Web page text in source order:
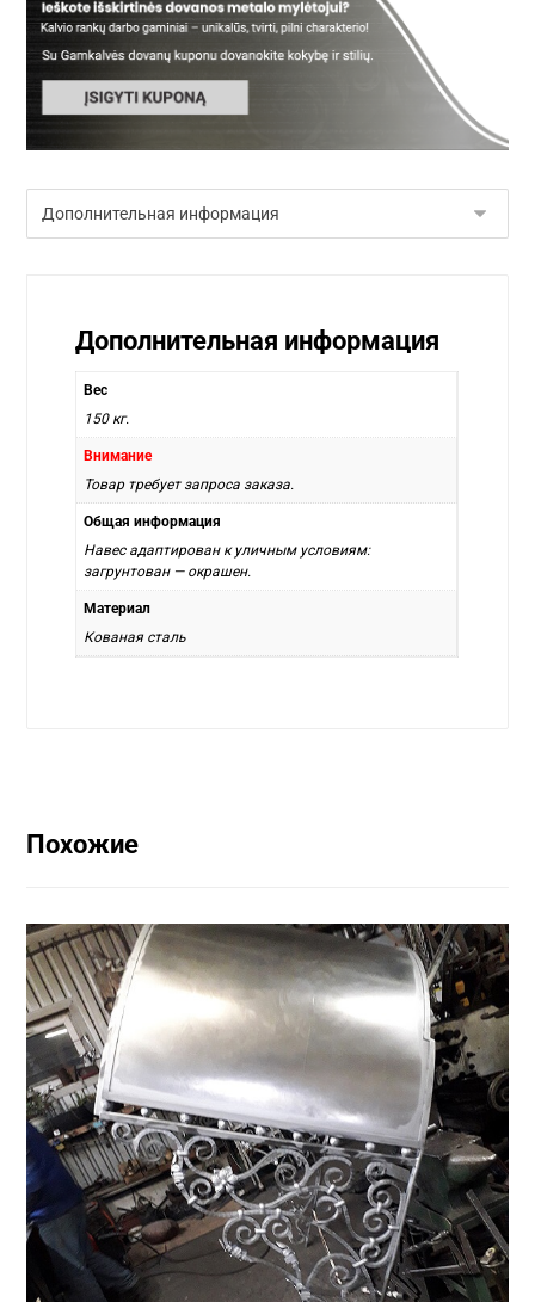
Дополнительная информация
Вес
150 кг.
Внимание
Товар требует запроса заказа.
Общая информация
Навес адаптирован к уличным условиям:
загрунтован — окрашен.
Материал
Кованая сталь
Похожие